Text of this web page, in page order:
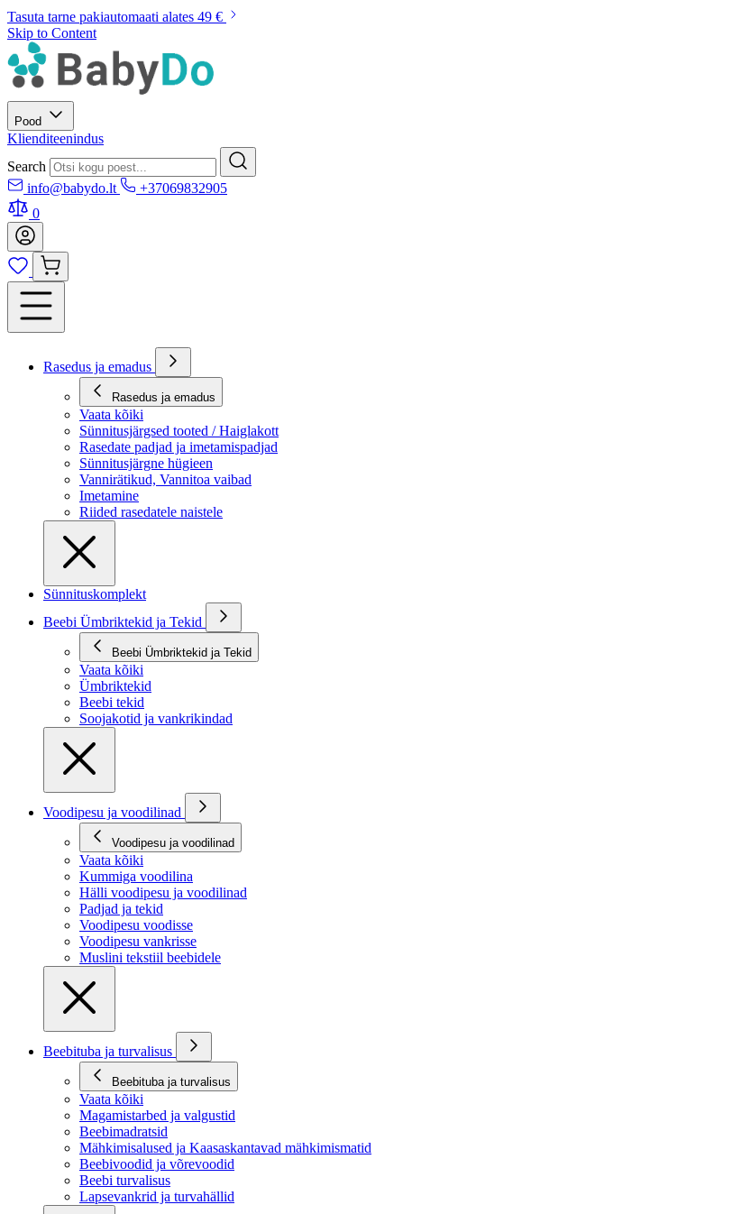
Tasuta tarne pakiautomaati alates 49 €
Skip to Content
Pood
Klienditeenindus
Search
info@babydo.lt
+37069832905
0
Rasedus ja emadus
Rasedus ja emadus
Vaata kõiki
Sünnitusjärgsed tooted / Haiglakott
Rasedate padjad ja imetamispadjad
Sünnitusjärgne hügieen
Vannirätikud, Vannitoa vaibad
Imetamine
Riided rasedatele naistele
Sünnituskomplekt
Beebi Ümbriktekid ja Tekid
Beebi Ümbriktekid ja Tekid
Vaata kõiki
Ümbriktekid
Beebi tekid
Soojakotid ja vankrikindad
Voodipesu ja voodilinad
Voodipesu ja voodilinad
Vaata kõiki
Kummiga voodilina
Hälli voodipesu ja voodilinad
Padjad ja tekid
Voodipesu voodisse
Voodipesu vankrisse
Muslini tekstiil beebidele
Beebituba ja turvalisus
Beebituba ja turvalisus
Vaata kõiki
Magamistarbed ja valgustid
Beebimadratsid
Mähkimisalused ja Kaasaskantavad mähkimismatid
Beebivoodid ja võrevoodid
Beebi turvalisus
Lapsevankrid ja turvahällid